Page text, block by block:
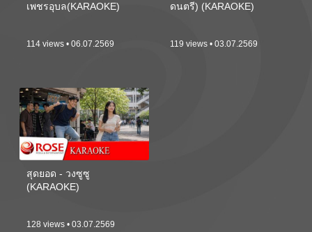
เพชรอุบล(KARAOKE)
114 views • 06.07.2569
ดนตรี) (KARAOKE)
119 views • 03.07.2569
สุดยอด - วงซูซู
(KARAOKE)
128 views • 03.07.2569